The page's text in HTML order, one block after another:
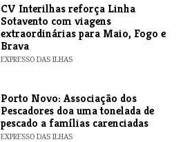
​CV Interilhas reforça Linha
Sotavento com viagens
extraordinárias para Maio, Fogo e
Brava
EXPRESSO DAS ILHAS
​Porto Novo: Associação dos
Pescadores doa uma tonelada de
pescado a famílias carenciadas
EXPRESSO DAS ILHAS